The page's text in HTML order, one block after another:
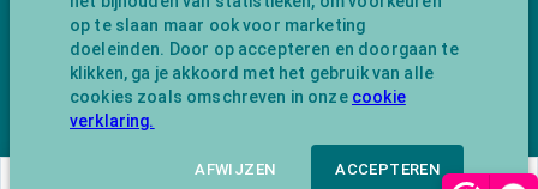
op te slaan maar ook voor marketing
doeleinden. Door op accepteren en doorgaan te
klikken, ga je akkoord met het gebruik van alle
cookies zoals omschreven in onze cookie
verklaring.
AFWIJZEN ACCEPTEREN
NewFeather B.V. geregisteerd onder KVK
nummer 91702593 met BTW-
identificatienummer NL865743009B01.
Postadres Amsterdamseweg 91 1422 AC
Uithoorn (geen bezoekadres).